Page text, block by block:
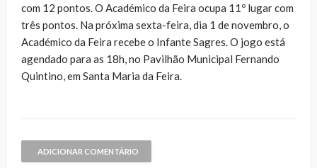
com 12 pontos. O Académico da Feira ocupa 11º lugar com
três pontos. Na próxima sexta-feira, dia 1 de novembro, o
Académico da Feira recebe o Infante Sagres. O jogo está
agendado para as 18h, no Pavilhão Municipal Fernando
Quintino, em Santa Maria da Feira.
ADICIONAR COMENTÁRIO